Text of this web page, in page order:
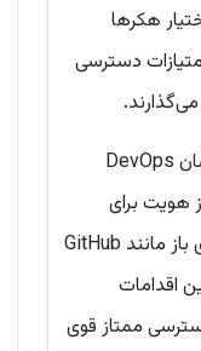
هکرها
دسترسی
یک مثال معمولی این است که مهندسان DevOps
هویت برای
سرورهای داخلی است، روی پلتفرم‌های باز مانند GitHub
اقدامات
ممتاز قوی